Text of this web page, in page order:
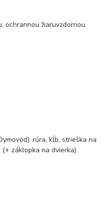
ochrannou žiaruvzdornou
rúra, kĺb, strieška na
záklopka na dvierka).